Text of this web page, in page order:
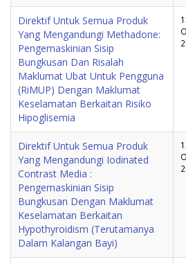
Direktif Untuk Semua Produk
Yang Mengandungi Methadone:
Pengemaskinian Sisip
Bungkusan Dan Risalah
Maklumat Ubat Untuk Pengguna
(RiMUP) Dengan Maklumat
Keselamatan Berkaitan Risiko
Hipoglisemia
Direktif Untuk Semua Produk
Yang Mengandungi Iodinated
Contrast Media :
Pengemaskinian Sisip
Bungkusan Dengan Maklumat
Keselamatan Berkaitan
Hypothyroidism (Terutamanya
Dalam Kalangan Bayi)